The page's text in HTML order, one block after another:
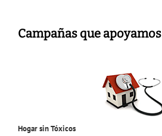
Campañas que apoyamos
Hogar sin Tóxicos